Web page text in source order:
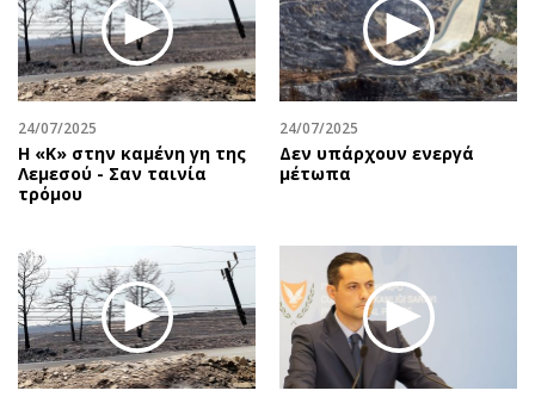
24/07/2025
Η «Κ» στην καμένη γη της
Λεμεσού - Σαν ταινία
τρόμου
24/07/2025
Δεν υπάρχουν ενεργά
μέτωπα